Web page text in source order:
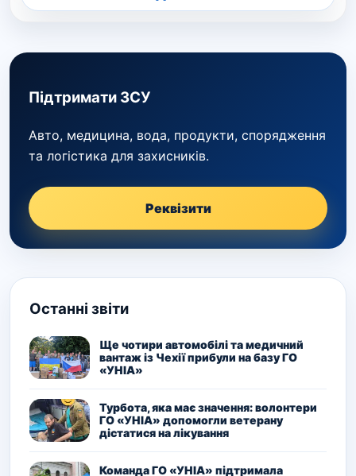
Підтримати ЗСУ
Авто, медицина, вода, продукти, спорядження
та логістика для захисників.
Реквізити
Останні звіти
Ще чотири автомобілі та медичний
вантаж із Чехії прибули на базу ГО
«УНІА»
Турбота, яка має значення: волонтери
ГО «УНІА» допомогли ветерану
дістатися на лікування
Команда ГО «УНІА» підтримала